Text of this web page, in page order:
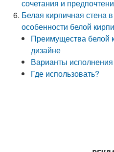
сочетания и
Белая кирпичная стена
особенности белой
Преимущества белой
дизайне
Варианты исполнения
Где использовать?